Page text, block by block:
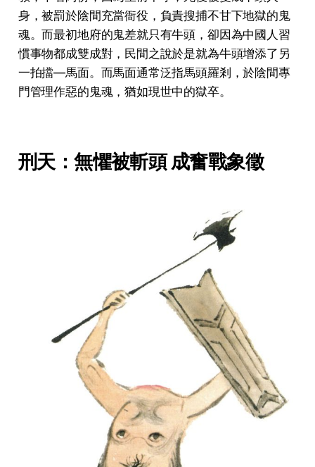
身，被罰於陰間充當衙役，負責搜捕不甘下地獄的鬼
魂。而最初地府的鬼差就只有牛頭，卻因為中國人習
慣事物都成雙成對，民間之說於是就為牛頭增添了另
一拍擋—馬面。而馬面通常泛指馬頭羅剎，於陰間專
門管理作惡的鬼魂，猶如現世中的獄卒。
刑天：無懼被斬頭 成奮戰象徵